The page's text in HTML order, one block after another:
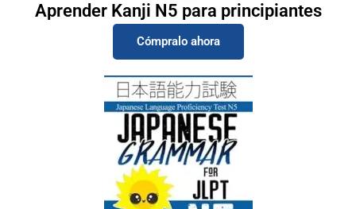
Aprender Kanji N5 para principiantes
Cómpralo ahora